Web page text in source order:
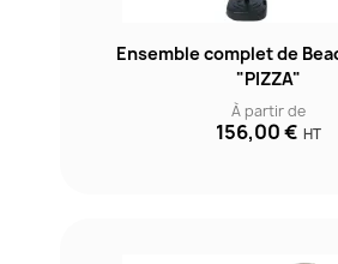
Ensemble complet de
"PIZZA"
À partir de
156,00 € HT